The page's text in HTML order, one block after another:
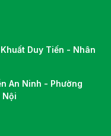
Duy Tiến - Nhân
An Ninh - Phường
Nội